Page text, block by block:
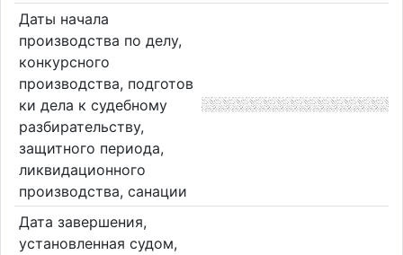
Даты начала
производства по делу,
конкурсного
производства, подготов
ки дела к судебному
разбирательству,
защитного периода,
ликвидационного
производства, санации
Дата завершения,
установленная судом,